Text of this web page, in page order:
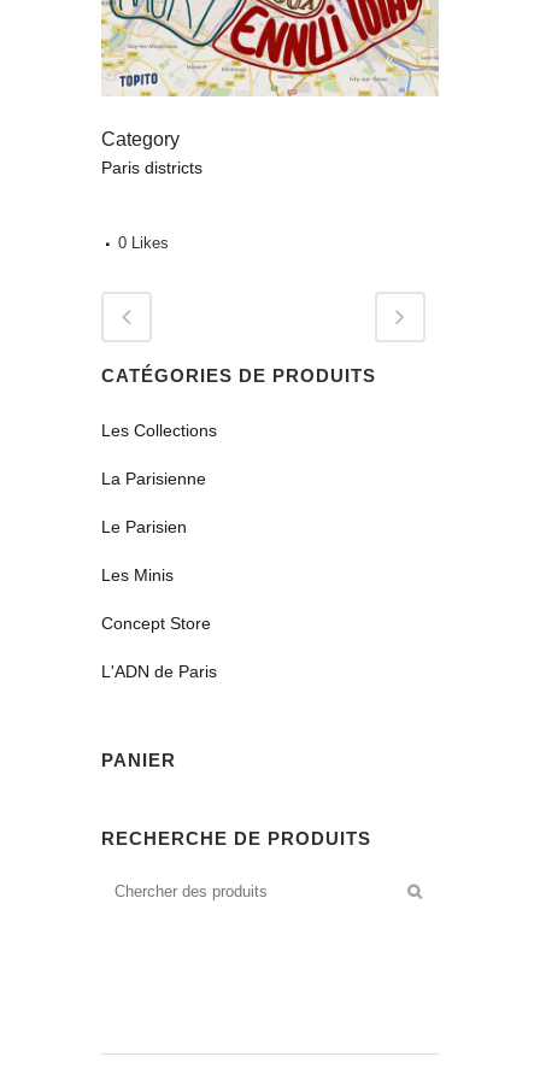
Category
Paris districts
0 Likes
CATÉGORIES DE PRODUITS
Les Collections
La Parisienne
Le Parisien
Les Minis
Concept Store
L'ADN de Paris
PANIER
RECHERCHE DE PRODUITS